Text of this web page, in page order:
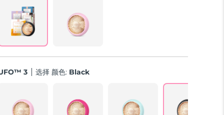
3 选择 颜色: Black